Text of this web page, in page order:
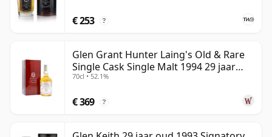
€ 253 ?
Glen Grant Hunter Laing's Old & Rare
Single Cask Single Malt 1994 29 jaar
oud
70cl • 52.1%
€ 369 ?